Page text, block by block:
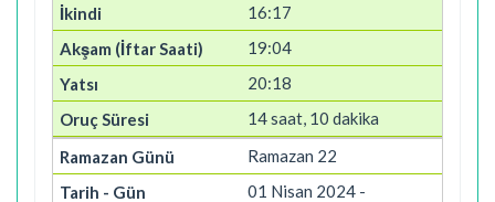
16:17
19:04
20:18
14 saat, 10 dakika
Ramazan 22
01 Nisan 2024 -